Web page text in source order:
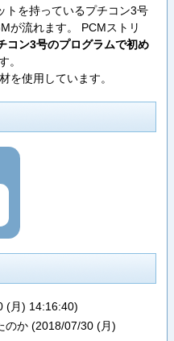
トを持っているプチコン3号
が流れます。 PCMストリ
コン3号のプログラムで初め
。
を使用しています。
(月) 14:16:40)
のか (2018/07/30 (月)